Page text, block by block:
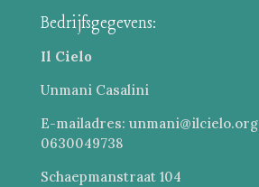
Bedrijfsgegevens:
Il Cielo
Unmani Casalini
E-mailadres: unmani@ilcielo.org
0630049738
Schaepmanstraat 104